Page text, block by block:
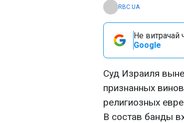
RBC.UA
Не витрачай
Google
Cуд Израиля
признанных
религиозных
В состав банды